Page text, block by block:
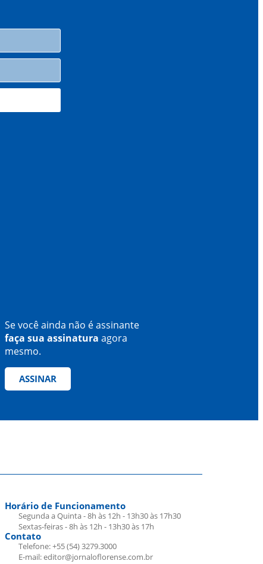
Se você ainda não é assinante
faça sua assinatura agora
mesmo.
ASSINAR
Horário de Funcionamento
Segunda a Quinta - 8h às 12h - 13h30 às 17h30
Sextas-feiras - 8h às 12h - 13h30 às 17h
Contato
Telefone: +55 (54) 3279.3000
E-mail: editor@jornaloflorense.com.br